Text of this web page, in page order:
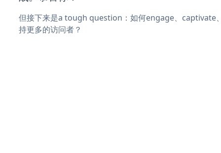
但接下来是a tough question：如何engage、captivate
持更多的访问者？